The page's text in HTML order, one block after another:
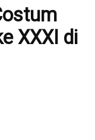
XXXI di